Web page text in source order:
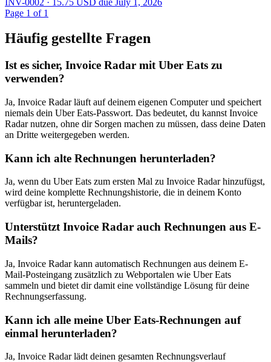
Page 1 of 1
Häufig gestellte Fragen
Ist es sicher, Invoice Radar mit Uber Eats zu
verwenden?
Ja, Invoice Radar läuft auf deinem eigenen Computer und speichert
niemals dein Uber Eats-Passwort. Das bedeutet, du kannst Invoice
Radar nutzen, ohne dir Sorgen machen zu müssen, dass deine Daten
an Dritte weitergegeben werden.
Kann ich alte Rechnungen herunterladen?
Ja, wenn du Uber Eats zum ersten Mal zu Invoice Radar hinzufügst,
wird deine komplette Rechnungshistorie, die in deinem Konto
verfügbar ist, heruntergeladen.
Unterstützt Invoice Radar auch Rechnungen aus E-
Mails?
Ja, Invoice Radar kann automatisch Rechnungen aus deinem E-
Mail-Posteingang zusätzlich zu Webportalen wie Uber Eats
sammeln und bietet dir damit eine vollständige Lösung für deine
Rechnungserfassung.
Kann ich alle meine Uber Eats-Rechnungen auf
einmal herunterladen?
Ja, Invoice Radar lädt deinen gesamten Rechnungsverlauf